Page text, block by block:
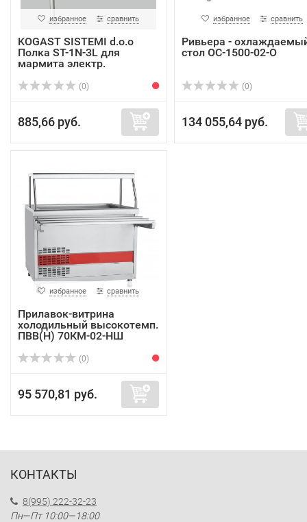
избранное сравнить
KOGAST SISTEMI d.o.o
Полка ST-1N-3L для
мармита электр.
(0)
885,66 руб.
избранное сравнить
Ривьера -
стол ОС-1500-02-О
(0)
134 055,64 руб.
избранное сравнить
Прилавок-витрина
холодильный высокотемп.
ПВВ(Н) 70КМ-02-НШ
(0)
95 570,81 руб.
КОНТАКТЫ
8(995) 222-32-23
Пн—Пт 10:00—18:00